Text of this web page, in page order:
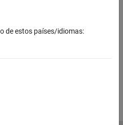
de estos países/idiomas: